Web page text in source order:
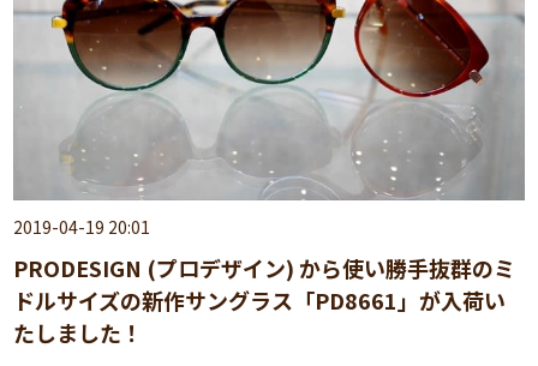
2019-04-19 20:01
PRODESIGN (プロデザイン) から使い勝手抜群のミ
ドルサイズの新作サングラス「PD8661」が入荷い
たしました！